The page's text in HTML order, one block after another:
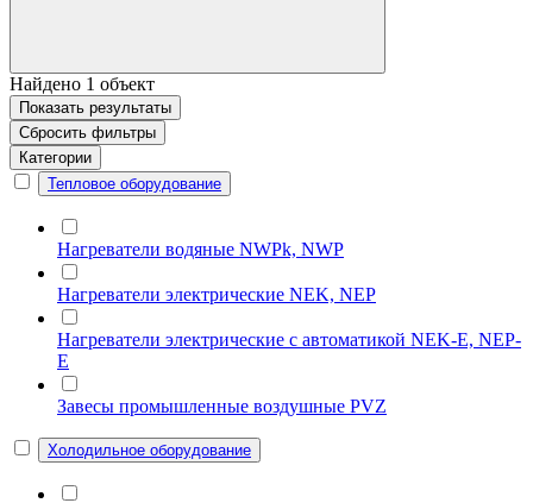
Найдено 1 объект
Показать результаты
Сбросить фильтры
Категории
Тепловое оборудование
Нагреватели водяные NWPk, NWP
Нагреватели электрические NEK, NEP
Нагреватели электрические с автоматикой NEK-E, NEP-
E
Завесы промышленные воздушные PVZ
Холодильное оборудование